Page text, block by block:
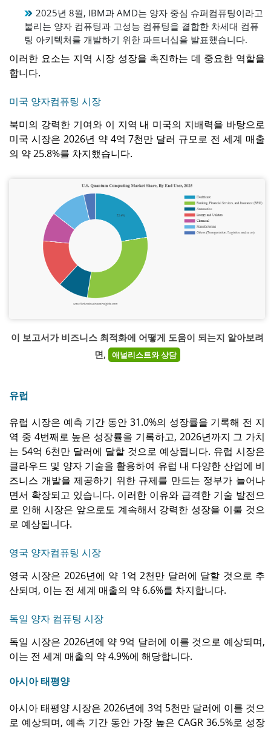
2025년 8월, IBM과 AMD는 양자 중심 슈퍼컴퓨팅이라고
불리는 양자 컴퓨팅과 고성능 컴퓨팅을 결합한 차세대 컴퓨
팅 아키텍처를 개발하기 위한 파트너십을 발표했습니다.
이러한 요소는 지역 시장 성장을 촉진하는 데 중요한 역할을
합니다.
미국 양자컴퓨팅 시장
북미의 강력한 기여와 이 지역 내 미국의 지배력을 바탕으로
미국 시장은 2026년 약 4억 7천만 달러 규모로 전 세계 매출
의 약 25.8%를 차지했습니다.
이 보고서가 비즈니스 최적화에 어떻게 도움이 되는지 알아보려
면,
애널리스트와 상담
유럽
유럽 ​​시장은 예측 기간 동안 31.0%의 성장률을 기록해 전 지
역 중 4번째로 높은 성장률을 기록하고, 2026년까지 그 가치
는 54억 6천만 달러에 달할 것으로 예상됩니다. 유럽 시장은
클라우드 및 양자 기술을 활용하여 유럽 내 다양한 ​​산업에 비
즈니스 개발을 제공하기 위한 규제를 만드는 정부가 늘어나
면서 확장되고 있습니다. 이러한 이유와 급격한 기술 발전으
로 인해 시장은 앞으로도 계속해서 강력한 성장을 이룰 것으
로 예상됩니다.
영국 양자컴퓨팅 시장
영국 시장은 2026년에 약 1억 2천만 달러에 달할 것으로 추
산되며, 이는 전 세계 매출의 약 6.6%를 차지합니다.
독일 양자 컴퓨팅 시장
독일 시장은 2026년에 약 9억 달러에 이를 것으로 예상되며,
이는 전 세계 매출의 약 4.9%에 해당합니다.
아시아 태평양
아시아 태평양 시장은 2026년에 3억 5천만 달러에 이를 것으
로 예상되며, 예측 기간 동안 가장 높은 CAGR 36.5%로 성장